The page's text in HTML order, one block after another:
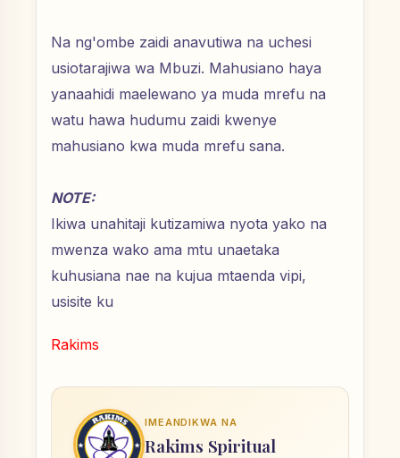
Na ng'ombe zaidi anavutiwa na uchesi
usiotarajiwa wa Mbuzi. Mahusiano haya
yanaahidi maelewano ya muda mrefu na
watu hawa hudumu zaidi kwenye
mahusiano kwa muda mrefu sana.
NOTE:
Ikiwa unahitaji kutizamiwa nyota yako na
mwenza wako ama mtu unaetaka
kuhusiana nae na kujua mtaenda vipi,
usisite ku
Rakims
IMEANDIKWA NA
Rakims Spiritual